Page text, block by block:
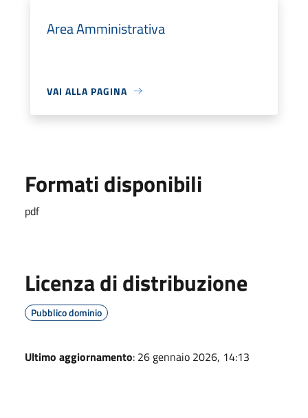
Area Amministrativa
VAI ALLA PAGINA
Formati disponibili
pdf
Licenza di distribuzione
Pubblico dominio
Ultimo aggiornamento: 26 gennaio 2026, 14:13